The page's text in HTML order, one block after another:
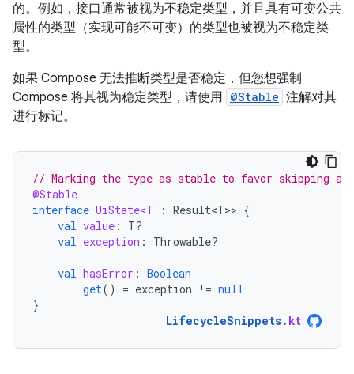
的。例如，接口通常被视为不稳定类型，并且具有可变公共
属性的类型（实现可能不可变）的类型也被视为不稳定类
型。
如果 Compose 无法推断类型是否稳定，但您想强制
Compose 将其视为稳定类型，请使用 @Stable 注解对其
进行标记。
// Marking the type as stable to favor skipping
@Stable
interface UiState<T : Result<T>> {
val value :
T?
val exception : Throwable?
val hasError : Boolean
get() = exception != null
}
LifecycleSnippets. kt